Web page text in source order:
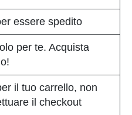
essere spedito
per te. Acquista
il tuo carrello, non
il checkout